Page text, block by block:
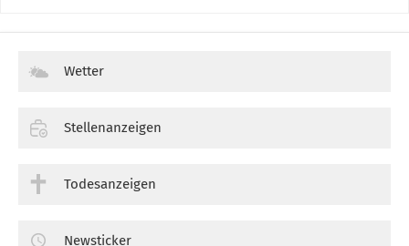
Wetter
Stellenanzeigen
Todesanzeigen
Newsticker